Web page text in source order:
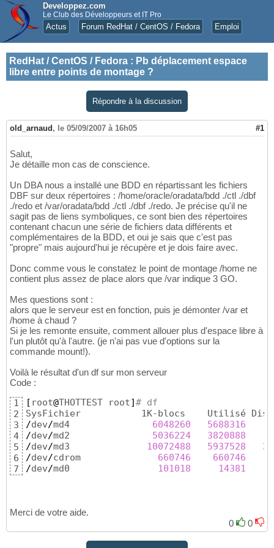
Developpez.com
Le Club des Développeurs et IT Pro
Actus Forum RedHat / CentOS / Fedora Emploi
RedHat / CentOS / Fedora : Pb déplacement espace
libre entre points de montage ?
Répondre à la discussion
old_arnaud , le 05/09/2007 à 16h05 #1
Salut,
Je détaille mon cas de conscience.
Un DBA nous a installé une BDD en répartissant les fichiers
DBF sur deux répertoires : /home/oracle/oradata/bdd ./ctl ./dbf
./redo et /var/oradata/bdd ./ctl ./dbf ./redo. Je précise qu'il ne
sagit pas de liens symboliques, ce sont bien des répertoires
contenant chacun une série de fichiers data différents et
complémentaires de la BDD, et oui je sais que c'est pas
"propre" mais aujourd'hui je récupère et je dois faire avec.
Donc comme vous le constatez le point de montage /home ne
contient plus assez de place alors que /var indique 3 GO.
Mes questions sont :
alors que le serveur est en fonction, puis je démonter /var et
/home à chaud ?
Si je les remonte ensuite, comment allouer plus d'espace libre à
l'un plutôt qu'à l'autre. (je n'ai pas vue d'options sur la
commande mount!).
Voilà le résultat d'un df sur mon serveur
Code :
1
2
3
4
5
6
7
[ root@THOTTEST root] # df
SysFichier           1K-blocs    Utilisé
/dev/md4 6048260 5688316
/dev/md2 5036224 3820888
/dev/md3 10072488 5937528
/dev/cdrom 660746
660746
/dev/md0 101018 14381
Merci de votre aide.
0
0